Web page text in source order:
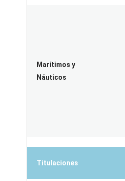
Marítimos y
Náuticos
Titulaciones